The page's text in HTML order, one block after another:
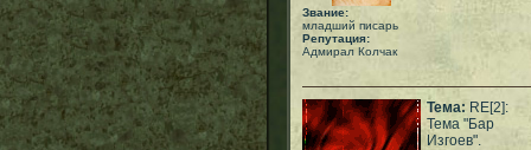
Звание:
младший писарь
Репутация:
Адмирал Колчак
Тема: RE[2]:
Тема "Бар
Изгоев".